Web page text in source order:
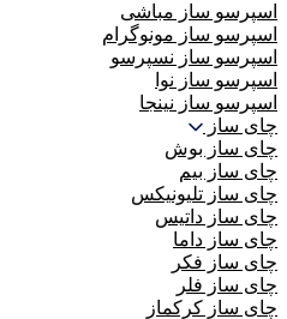
اسپرسو ساز مباشی
اسپرسو ساز مونوگرام
اسپرسو ساز نسپرسو
اسپرسو ساز نوا
اسپرسو ساز نینجا
چای ساز
چای ساز بوش
چای ساز بیم
چای ساز تلیونیکس
چای ساز داتیس
چای ساز داما
چای ساز فکر
چای ساز فلر
چای ساز کرکماز